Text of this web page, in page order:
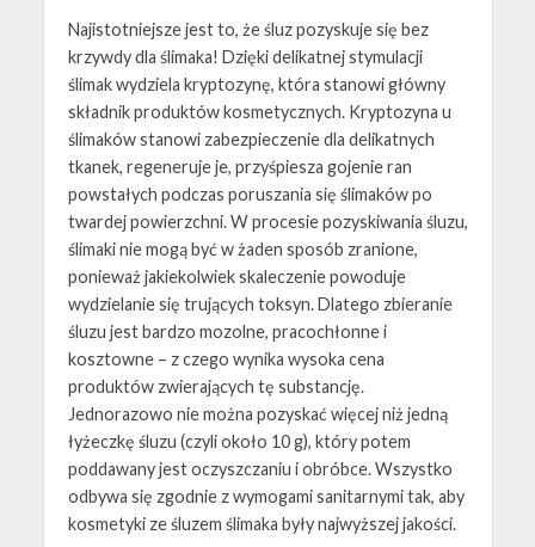
Najistotniejsze jest to, że śluz pozyskuje się bez
krzywdy dla ślimaka! Dzięki delikatnej stymulacji
ślimak wydziela kryptozynę, która stanowi główny
składnik produktów kosmetycznych. Kryptozyna u
ślimaków stanowi zabezpieczenie dla delikatnych
tkanek, regeneruje je, przyśpiesza gojenie ran
powstałych podczas poruszania się ślimaków po
twardej powierzchni. W procesie pozyskiwania śluzu,
ślimaki nie mogą być w żaden sposób zranione,
ponieważ jakiekolwiek skaleczenie powoduje
wydzielanie się trujących toksyn. Dlatego zbieranie
śluzu jest bardzo mozolne, pracochłonne i
kosztowne – z czego wynika wysoka cena
produktów zwierających tę substancję.
Jednorazowo nie można pozyskać więcej niż jedną
łyżeczkę śluzu (czyli około 10 g), który potem
poddawany jest oczyszczaniu i obróbce. Wszystko
odbywa się zgodnie z wymogami sanitarnymi tak, aby
kosmetyki ze śluzem ślimaka były najwyższej jakości.